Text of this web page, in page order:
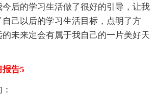
后的学习生活做了很好的引导，让我
自己以后的学习生活目标，点明了方
未来定会有属于我自己的一片美好天
报告5